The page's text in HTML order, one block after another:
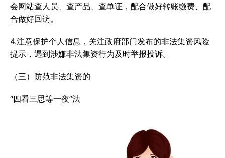
会网站查人员、查产品、查单证，配合做好转账缴费、配
合做好回访。
4.注意保护个人信息，关注政府部门发布的非法集资风险
提示，遇到涉嫌非法集资行为及时举报投诉。
（三）防范非法集资的
“四看三思等一夜”法